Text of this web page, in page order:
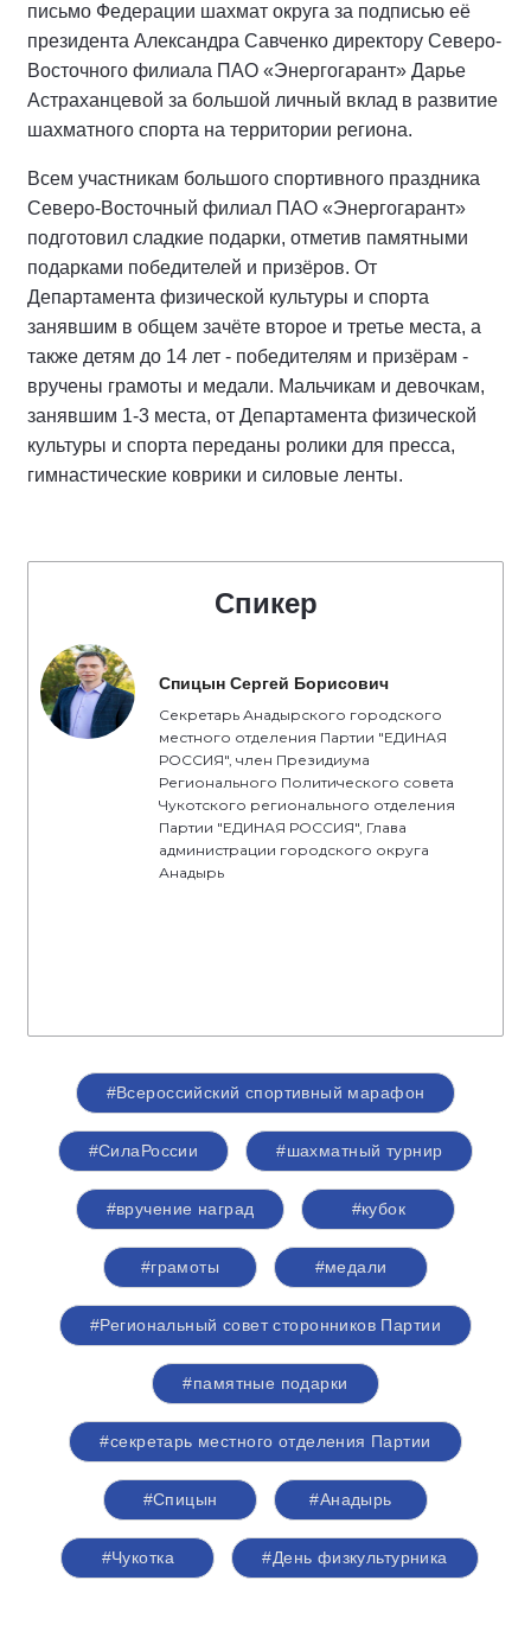
письмо Федерации шахмат округа за подписью её
президента Александра Савченко директору Северо-
Восточного филиала ПАО «Энергогарант» Дарье
Астраханцевой за большой личный вклад в развитие
шахматного спорта на территории региона.
Всем участникам большого спортивного праздника
Северо-Восточный филиал ПАО «Энергогарант»
подготовил сладкие подарки, отметив памятными
подарками победителей и призёров. От
Департамента физической культуры и спорта
занявшим в общем зачёте второе и третье места, а
также детям до 14 лет - победителям и призёрам -
вручены грамоты и медали. Мальчикам и девочкам,
занявшим 1-3 места, от Департамента физической
культуры и спорта переданы ролики для пресса,
гимнастические коврики и силовые ленты.
Спикер
Спицын Сергей Борисович
Секретарь Анадырского городского
местного отделения Партии "ЕДИНАЯ
РОССИЯ", член Президиума
Регионального Политического совета
Чукотского регионального отделения
Партии "ЕДИНАЯ РОССИЯ", Глава
администрации городского округа
Анадырь
#Всероссийский спортивный марафон
#СилаРоссии #шахматный турнир
#вручение наград #кубок
#грамоты #медали
#Региональный совет сторонников Партии
#памятные подарки
#секретарь местного отделения Партии
#Спицын #Анадырь
#Чукотка #День физкультурника